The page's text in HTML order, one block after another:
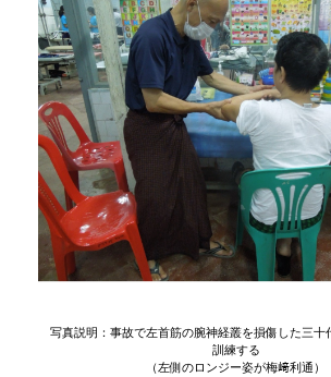
写真説明：事故で左首筋の腕神経叢を損傷した三十
訓練する
（左側のロンジー姿が梅﨑利通）